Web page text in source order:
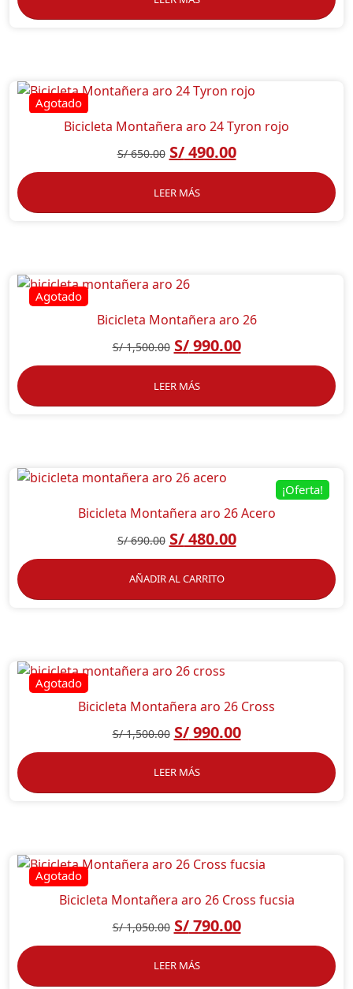
Bicicleta Montañera aro 24 Tyron rojo
S/650.00 S/490.00
LEER MÁS
Bicicleta Montañera aro 26
S/1,500.00 S/990.00
LEER MÁS
¡Oferta!
Bicicleta Montañera aro 26 Acero
S/690.00 S/480.00
AÑADIR AL CARRITO
Bicicleta Montañera aro 26 Cross
S/1,500.00 S/990.00
LEER MÁS
Bicicleta Montañera aro 26 Cross fucsia
S/1,050.00 S/790.00
LEER MÁS